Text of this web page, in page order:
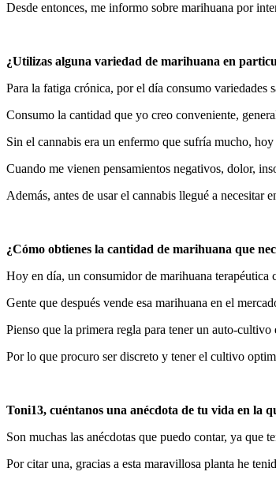
Desde entonces, me informo sobre marihuana por
¿Utilizas alguna variedad de marihuana en
Para la fatiga crónica, por el día consumo
Consumo la cantidad que yo creo conveniente,
Sin el cannabis era un enfermo que sufría mucho,
Cuando me vienen pensamientos negativos, dolor,
Además, antes de usar el cannabis llegué a
¿Cómo obtienes la cantidad de marihuana que
Hoy en día, un consumidor de marihuana terapéutica
Gente que después vende esa marihuana en el
Pienso que la primera regla para tener un auto-cultivo
Por lo que procuro ser discreto y tener el cultivo
Toni13, cuéntanos una anécdota de tu vida en la
Son muchas las anécdotas que puedo contar, ya que
Por citar una, gracias a esta maravillosa planta he